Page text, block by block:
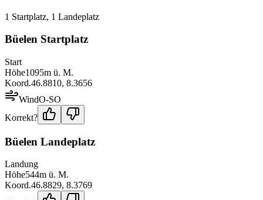
1 Startplatz, 1 Landeplatz
Büelen Startplatz
Start
Höhe1095m ü. M.
Koord.46.8810, 8.3656
WindO-SO
Korrekt?
Büelen Landeplatz
Landung
Höhe544m ü. M.
Koord.46.8829, 8.3769